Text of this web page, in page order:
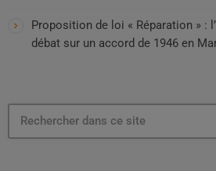
Proposition de loi « Réparation » :
débat sur un accord de 1946 en